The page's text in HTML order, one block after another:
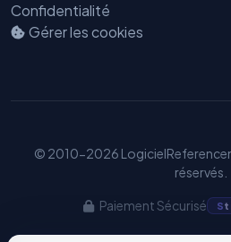
Confidentialité
Gérer les cookies
© 2010-2026
réservés.
Paiement Sécurisé S